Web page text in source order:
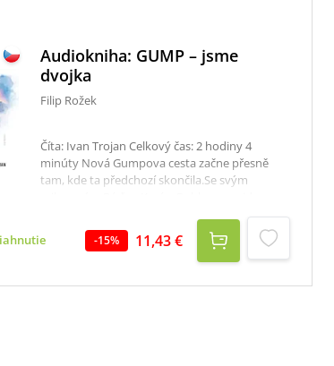
Audiokniha: GUMP – jsme
dvojka
Filip Rožek
Číta: Ivan Trojan Celkový čas: 2 hodiny 4
minúty Nová Gumpova cesta začne přesně
tam, kde ta předchozí skončila.Se svým
příběhem, který už jim dávno předtím napsaly
hvězdy.Audiokniha pro všechny, kteří dokážou
číst ze psích očí, ale i pro ty, kteří to zatím
neumějí nebo nevěří, že je to možné.Autor Filip
Rožek aktivně spolupracuje od svých 18 let s
-15% 11,43 €